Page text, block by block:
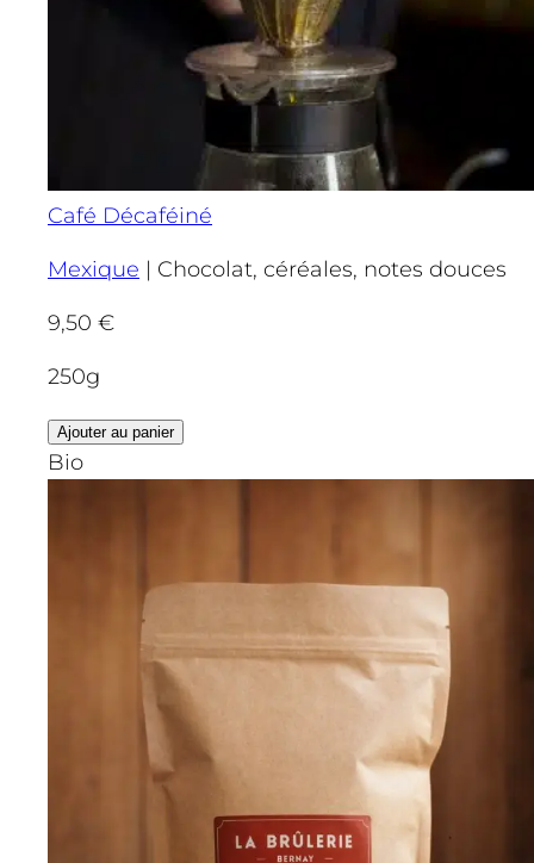
Café Décaféiné
Mexique | Chocolat, céréales, notes douces
9,50 €
250g
Ajouter au panier
Bio